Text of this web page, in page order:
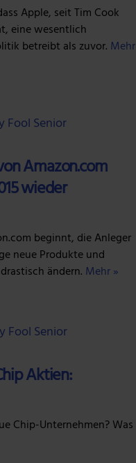
Apple, seit Tim Cook
eine wesentlich
betreibt als zuvor. Mehr
Fool Senior
Amazon.com
wieder
beginnt, die Anleger
neue Produkte und
ändern. Mehr »
Fool Senior
Aktien:
Chip-Unternehmen? Was